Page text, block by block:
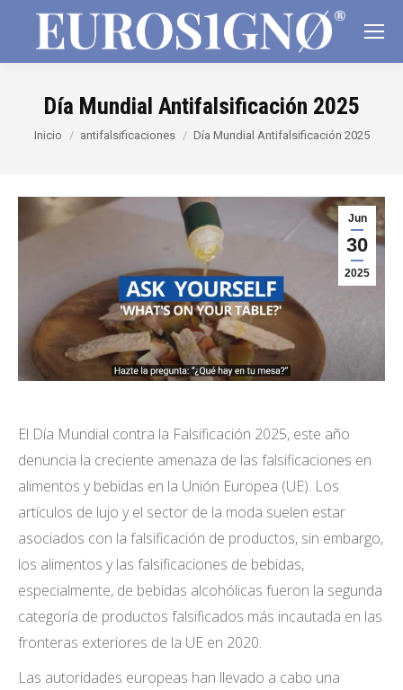
Día Mundial Antifalsificación 2025
Estás aquí:
Inicio antifalsificaciones Día Mundial Antifalsificación 2025
Jun
30
2025
El Día Mundial contra la Falsificación 2025, este año
denuncia la creciente amenaza de las falsificaciones en
alimentos y bebidas en la Unión Europea (UE). Los
artículos de lujo y el sector de la moda suelen estar
asociados con la falsificación de productos, sin embargo,
los alimentos y las falsificaciones de bebidas,
especialmente, de bebidas alcohólicas fueron la segunda
categoría de productos falsificados más incautada en las
fronteras exteriores de la UE en 2020.
Las autoridades europeas han llevado a cabo una